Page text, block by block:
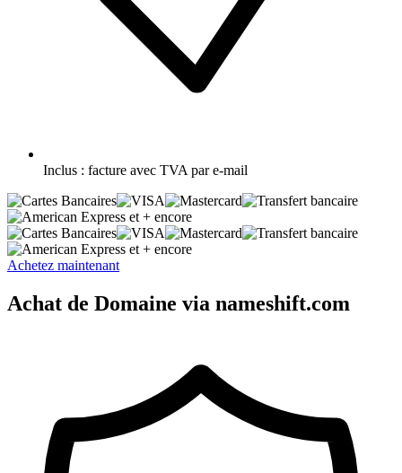
Inclus : facture avec TVA par e-mail
et + encore
et + encore
Achetez maintenant
Achat de Domaine via nameshift.com